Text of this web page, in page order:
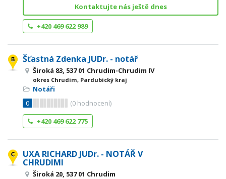
Kontaktujte nás ještě dnes
+420 469 622 989
Šťastná Zdenka JUDr. - notář
Široká 83, 537 01 Chrudim-Chrudim IV
okres Chrudim, Pardubický kraj
Notáři
0
(0 hodnocení)
+420 469 622 775
UXA RICHARD JUDr. - NOTÁŘ V
CHRUDIMI
Široká 20, 537 01 Chrudim